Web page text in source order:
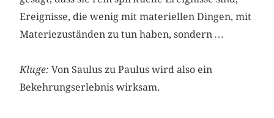
Ereignisse, die wenig mit materiellen Dingen, mit
Materiezuständen zu tun haben, sondern …
Kluge: Von Saulus zu Paulus wird also ein
Bekehrungserlebnis wirksam.